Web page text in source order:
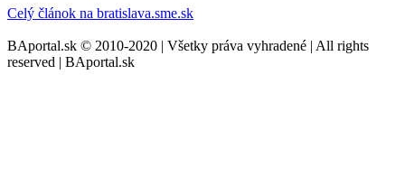
Celý článok na bratislava.sme.sk
BAportal.sk © 2010-2020 | Všetky práva vyhradené | All rights
reserved | BAportal.sk